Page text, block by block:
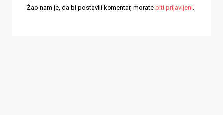
Žao nam je, da bi postavili komentar, morate biti prijavljeni.